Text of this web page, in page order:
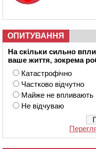
ОПИТУВАННЯ
На скільки сильно
ваше життя, зокрема
Катастрофічно
Частково відчутно
Майже не впливають
Не відчуваю